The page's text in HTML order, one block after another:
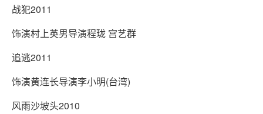
战犯2011
饰演村上英男导演程珑 宫艺群
追逃2011
饰演黄连长导演李小明(台湾)
风雨沙坡头2010